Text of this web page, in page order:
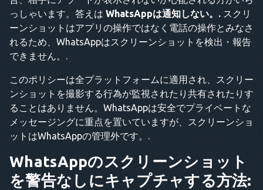
っしゃいます。答えは WhatsAppは通知しない。. スクリ
ーンショットはアプリの操作ではなく電話の操作とみなさ
れるため、WhatsAppはスクリーンショットを検出・報告
できません。.
このポリシーは全プラットフォームに適用され、スクリー
ンショットを撮影する行為が監視されたり共有されたりす
ることはありません。WhatsAppは安全でプライベートな
メッセージングに重点を置いていますが、スクリーンショ
ットはWhatsAppの管理外です。.
WhatsAppのスクリーンショット
を警告なしにキャプチャする方法: